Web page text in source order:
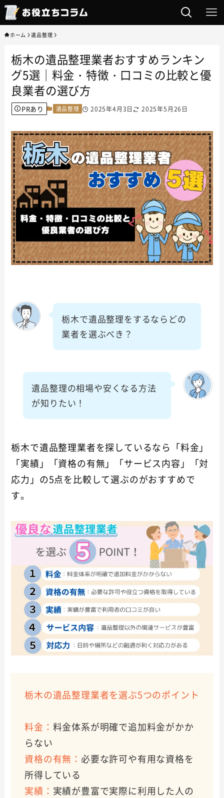
ホーム 遺品整理
栃木の遺品整理業者おすすめランキン
グ5選｜料金・特徴・口コミの比較と優
良業者の選び方
PRあり 遺品整理 2025年4月3日 2025年5月26日
栃木で遺品整理をするならどの
業者を選ぶべき？
遺品整理の相場や安くなる方法
が知りたい！
栃木で遺品整理業者を探しているなら「料金」
「実績」「資格の有無」「サービス内容」「対
応力」の5点を比較して選ぶのがおすすめで
す。
栃木の遺品整理業者を選ぶ5つのポイント
料金： 料金体系が明確で追加料金がかか
らない
資格の有無：必要な許可や有用な資格を
所得している
実績： 実績が豊富で実際に利用した人の